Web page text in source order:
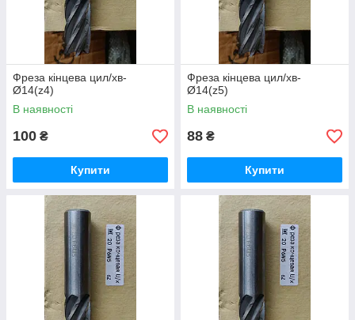
Фреза кінцева цил/хв-
Ø14(z4)
В наявності
100 ₴
Купити
Фреза кінцева цил/хв-
Ø14(z5)
В наявності
88 ₴
Купити